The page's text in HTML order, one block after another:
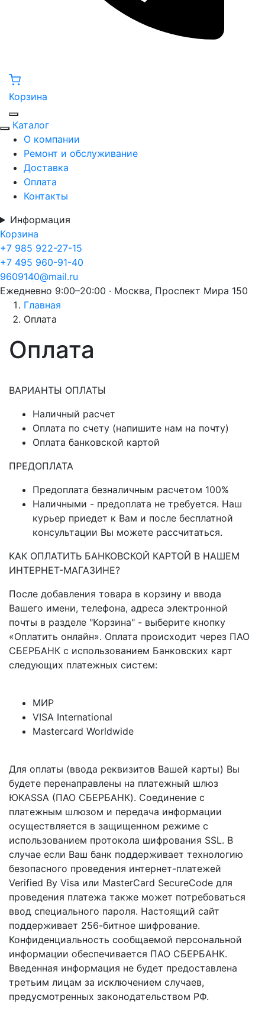
Корзина
Каталог
О компании
Ремонт и обслуживание
Доставка
Оплата
Контакты
Информация
Корзина
+7 985 922-27-15
+7 495 960-91-40
9609140@mail.ru
Ежедневно 9:00–20:00 · Москва, Проспект Мира 150
Главная
Оплата
Оплата
ВАРИАНТЫ ОПЛАТЫ
Наличный расчет
Оплата по счету (напишите нам на почту)
Оплата банковской картой
ПРЕДОПЛАТА
Предоплата безналичным расчетом 100%
Наличными - предоплата не требуется. Наш
курьер приедет к Вам и после бесплатной
консультации Вы можете рассчитаться.
КАК ОПЛАТИТЬ БАНКОВСКОЙ КАРТОЙ В НАШЕМ
ИНТЕРНЕТ-МАГАЗИНЕ?
После добавления товара в корзину и ввода
Вашего имени, телефона, адреса электронной
почты в разделе "Корзина" - выберите кнопку
«Оплатить онлайн». Оплата происходит через ПАО
СБЕРБАНК с использованием Банковских карт
следующих платежных систем:
МИР
VISA International
Mastercard Worldwide
Для оплаты (ввода реквизитов Вашей карты) Вы
будете перенаправлены на платежный шлюз
ЮKASSA (ПАО СБЕРБАНК). Соединение с
платежным шлюзом и передача информации
осуществляется в защищенном режиме с
использованием протокола шифрования SSL. В
случае если Ваш банк поддерживает технологию
безопасного проведения интернет-платежей
Verified By Visa или MasterCard SecureCode для
проведения платежа также может потребоваться
ввод специального пароля. Настоящий сайт
поддерживает 256-битное шифрование.
Конфиденциальность сообщаемой персональной
информации обеспечивается ПАО СБЕРБАНК.
Введенная информация не будет предоставлена
третьим лицам за исключением случаев,
предусмотренных законодательством РФ.